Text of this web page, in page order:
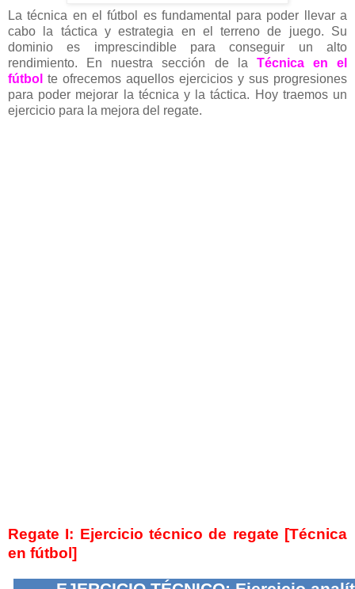
La técnica en el fútbol es fundamental para poder llevar a
cabo la táctica y estrategia en el terreno de juego. Su
dominio es imprescindible para conseguir un alto
rendimiento. En nuestra sección de la Técnica en el
fútbol te ofrecemos aquellos ejercicios y sus progresiones
para poder mejorar la técnica y la táctica. Hoy traemos un
ejercicio para la mejora del regate.
Regate I: Ejercicio técnico de regate [Técnica
en fútbol]